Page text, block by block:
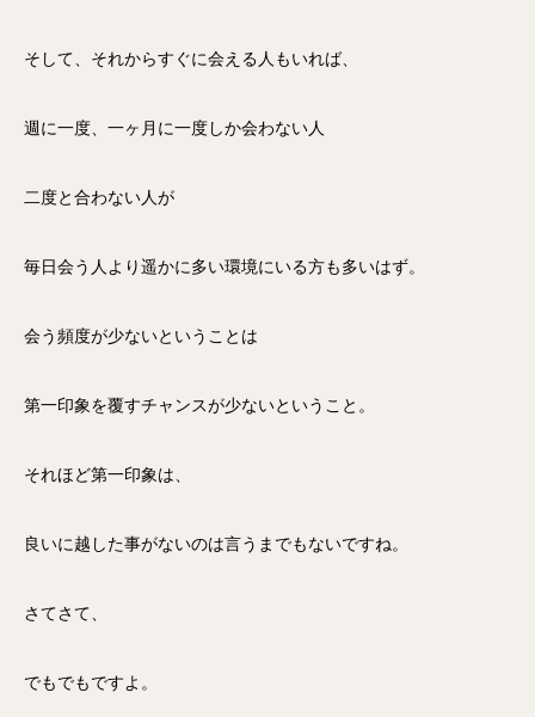
そして、それからすぐに会える人もいれば、
週に一度、一ヶ月に一度しか会わない人
二度と合わない人が
毎日会う人より遥かに多い環境にいる方も多いはず。
会う頻度が少ないということは
第一印象を覆すチャンスが少ないということ。
それほど第一印象は、
良いに越した事がないのは言うまでもないですね。
さてさて、
でもでもですよ。